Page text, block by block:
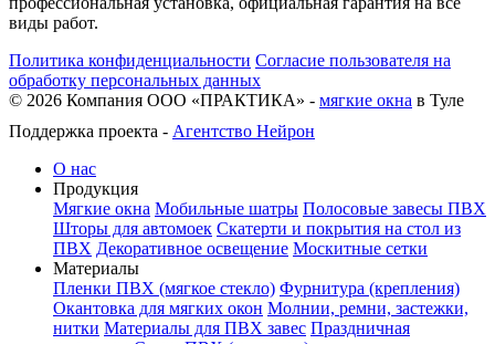
виды работ.
Политика конфиденциальности Согласие пользователя на
обработку персональных данных
© 2026 Компания ООО «ПРАКТИКА» - мягкие окна в Туле
Поддержка проекта - Агентство Нейрон
О нас
Продукция
Мягкие окна Мобильные шатры Полосовые завесы ПВХ
Шторы для автомоек Скатерти и покрытия на стол из
ПВХ Декоративное освещение Москитные сетки
Материалы
Пленки ПВХ (мягкое стекло) Фурнитура (крепления)
Окантовка для мягких окон Молнии, ремни, застежки,
нитки Материалы для ПВХ завес Праздничная